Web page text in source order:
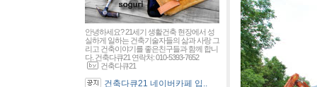
안녕하세요? 21세기 생활건축 현장에서 성
실하게 일하는 건축기술자들의 삶과 사랑 그
리고 건축이야기를 좋은친구들과 함께 합니
다. 건축다큐21 연락처: 010-5393-7652
건축다큐21
건축다큐21 네이버카페 입..